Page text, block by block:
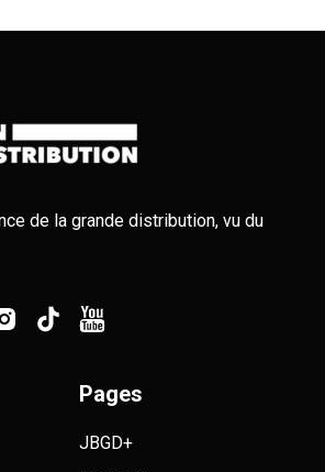
de la grande distribution, vu du
Pages
JBGD+